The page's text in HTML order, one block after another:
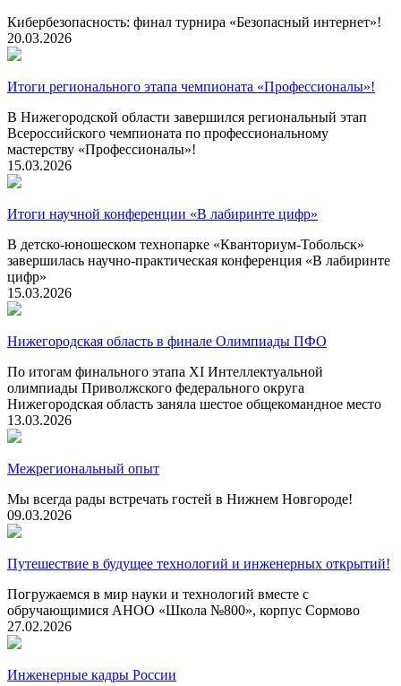
Кибербезопасность: финал турнира «Безопасный интернет»!
20.03.2026
Итоги регионального этапа чемпионата «Профессионалы»!
В Нижегородской области завершился региональный этап
Всероссийского чемпионата по профессиональному
мастерству «Профессионалы»!
15.03.2026
Итоги научной конференции «В лабиринте цифр»
В детско-юношеском технопарке «Кванториум-Тобольск»
завершилась научно-практическая конференция «В лабиринте
цифр»
15.03.2026
Нижегородская область в финале Олимпиады ПФО
По итогам финального этапа XI Интеллектуальной
олимпиады Приволжского федерального округа
Нижегородская область заняла шестое общекомандное место
13.03.2026
Межрегиональный опыт
Мы всегда рады встречать гостей в Нижнем Новгороде!
09.03.2026
Путешествие в будущее технологий и инженерных открытий!
Погружаемся в мир науки и технологий вместе с
обручающимися АНОО «Школа №800», корпус Сормово
27.02.2026
Инженерные кадры России